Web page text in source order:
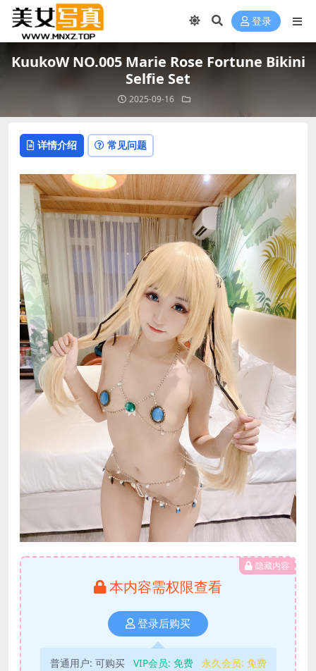
登录
KuukoW NO.005 Marie Rose Fortune Bikini
Selfie Set
2025-09-16
详情介绍 常见问题
隐藏内容
本内容需权限查看
登录后购买
普通用户: 可购买 VIP会员: 免费 永久会员: 免费